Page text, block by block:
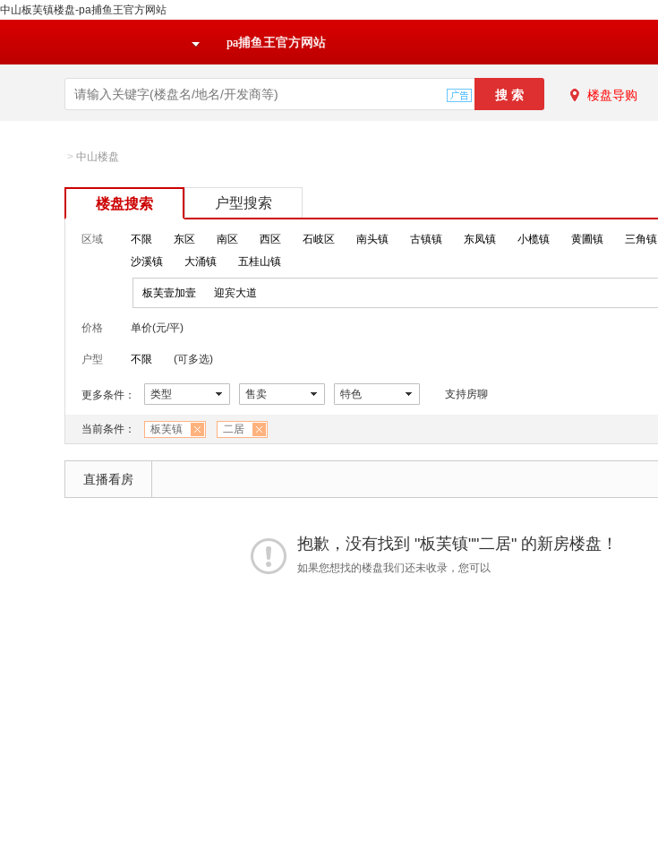
中山板芙镇楼盘-pa捕鱼王官方网站
pa捕鱼王官方网站
楼盘导购
> 中山楼盘
楼盘搜索 户型搜索
区域 不限 东区 南区 西区 石岐区 南头镇 古镇镇 东凤镇 小榄镇 黄圃镇 三角镇
沙溪镇
大涌镇 五桂山镇
板芙壹加壹 迎宾大道
价格 单价(元/平)
户型 不限 (可多选)
更多条件： 类型 售卖 特色 支持房聊
当前条件： 板芙镇 二居
直播看房
抱歉，没有找到 "板芙镇""二居" 的新房楼盘！
如果您想找的楼盘我们还未收录，您可以